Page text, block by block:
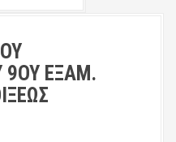
ΕΞΑΜ.